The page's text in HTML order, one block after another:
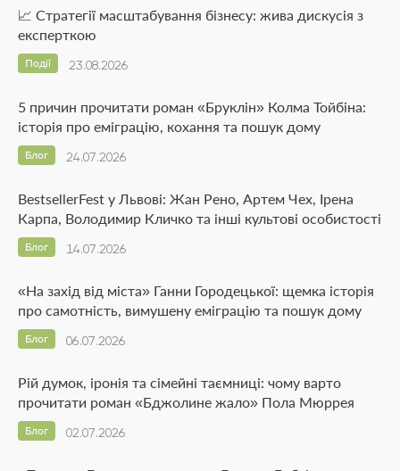
📈 Стратегії масштабування бізнесу: жива дискусія з
експерткою
23.08.2026
Події
5 причин прочитати роман «Бруклін» Колма Тойбіна:
історія про еміграцію, кохання та пошук дому
24.07.2026
Блог
BestsellerFest у Львові: Жан Рено, Артем Чех, Ірена
Карпа, Володимир Кличко та інші культові особистості
14.07.2026
Блог
«На захід від міста» Ганни Городецької: щемка історія
про самотність, вимушену еміграцію та пошук дому
06.07.2026
Блог
Рій думок, іронія та сімейні таємниці: чому варто
прочитати роман «Бджолине жало» Пола Мюррея
02.07.2026
Блог